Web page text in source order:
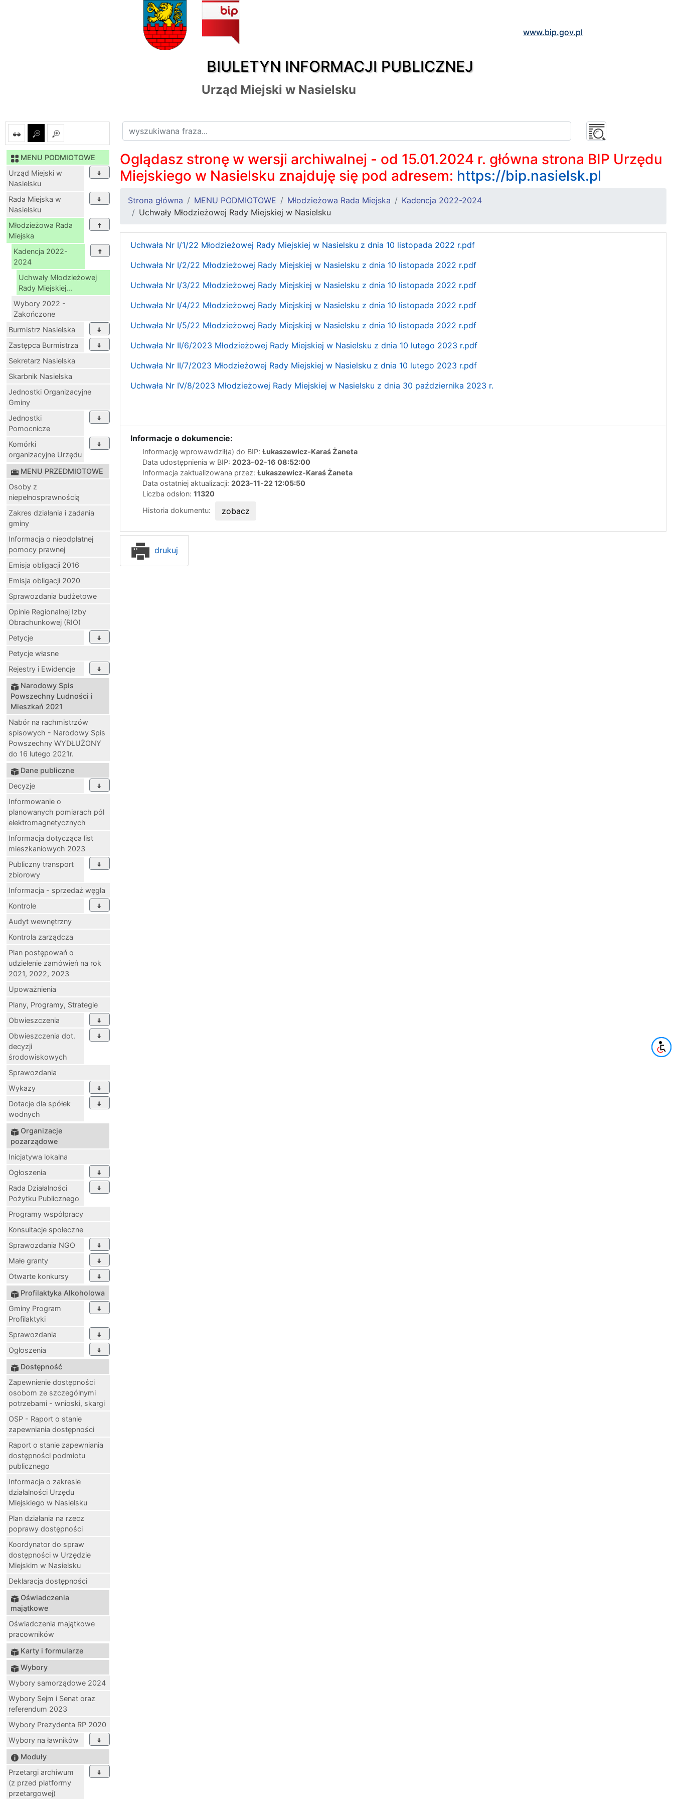
BIULETYN INFORMACJI PUBLICZNEJ
www.bip.gov.pl
Urząd Miejski w Nasielsku
MENU PODMIOTOWE
Urząd Miejski w
Nasielsku
Rada Miejska w
Nasielsku
Młodzieżowa Rada
Miejska
Kadencja 2022-
2024
Uchwały Młodzieżowej
Rady Miejskiej...
Wybory 2022 -
Zakończone
Burmistrz Nasielska
Zastępca Burmistrza
Sekretarz Nasielska
Skarbnik Nasielska
Jednostki Organizacyjne
Gminy
Jednostki
Pomocnicze
Komórki
organizacyjne Urzędu
MENU PRZEDMIOTOWE
Osoby z
niepełnosprawnością
Zakres działania i zadania
gminy
Informacja o nieodpłatnej
pomocy prawnej
Emisja obligacji 2016
Emisja obligacji 2020
Sprawozdania budżetowe
Opinie Regionalnej Izby
Obrachunkowej (RIO)
Petycje
Petycje własne
Rejestry i Ewidencje
Narodowy Spis
Powszechny Ludności i
Mieszkań 2021
Nabór na rachmistrzów
spisowych - Narodowy Spis
Powszechny WYDŁUŻONY
do 16 lutego 2021r.
Dane publiczne
Decyzje
Informowanie o
planowanych pomiarach pól
elektromagnetycznych
Informacja dotycząca list
mieszkaniowych 2023
Publiczny transport
zbiorowy
Informacja - sprzedaż węgla
Kontrole
Audyt wewnętrzny
Kontrola zarządcza
Plan postępowań o
udzielenie zamówień na rok
2021, 2022, 2023
Upoważnienia
Plany, Programy, Strategie
Obwieszczenia
Obwieszczenia dot.
decyzji
środowiskowych
Sprawozdania
Wykazy
Dotacje dla spółek
wodnych
Organizacje
pozarządowe
Inicjatywa lokalna
Ogłoszenia
Rada Działalności
Pożytku Publicznego
Programy współpracy
Konsultacje społeczne
Sprawozdania NGO
Małe granty
Otwarte konkursy
Profilaktyka Alkoholowa
Gminy Program
Profilaktyki
Sprawozdania
Ogłoszenia
Dostępność
Zapewnienie dostępności
osobom ze szczególnymi
potrzebami - wnioski, skargi
OSP - Raport o stanie
zapewniania dostępności
Raport o stanie zapewniania
dostępności podmiotu
publicznego
Informacja o zakresie
działalności Urzędu
Miejskiego w Nasielsku
Plan działania na rzecz
poprawy dostępności
Koordynator do spraw
dostępności w Urzędzie
Miejskim w Nasielsku
Deklaracja dostępności
Oświadczenia
majątkowe
Oświadczenia majątkowe
pracowników
Karty i formularze
Wybory
Wybory samorządowe 2024
Wybory Sejm i Senat oraz
referendum 2023
Wybory Prezydenta RP 2020
Wybory na ławników
Moduły
Przetargi archiwum
(z przed platformy
przetargowej)
Oglądasz stronę w wersji archiwalnej - od 15.01.2024 r. główna strona BIP Urzędu
Miejskiego w Nasielsku znajduję się pod adresem: https://bip.nasielsk.pl
Strona główna MENU PODMIOTOWE Młodzieżowa Rada Miejska
Kadencja 2022-2024
Uchwały Młodzieżowej Rady Miejskiej w Nasielsku
Uchwała Nr I/1/22 Młodzieżowej Rady Miejskiej w Nasielsku z dnia 10 listopada 2022 r.pdf
Uchwała Nr I/2/22 Młodzieżowej Rady Miejskiej w Nasielsku z dnia 10 listopada 2022 r.pdf
Uchwała Nr I/3/22 Młodzieżowej Rady Miejskiej w Nasielsku z dnia 10 listopada 2022 r.pdf
Uchwała Nr I/4/22 Młodzieżowej Rady Miejskiej w Nasielsku z dnia 10 listopada 2022 r.pdf
Uchwała Nr I/5/22 Młodzieżowej Rady Miejskiej w Nasielsku z dnia 10 listopada 2022 r.pdf
Uchwała Nr II/6/2023 Młodzieżowej Rady Miejskiej w Nasielsku z dnia 10 lutego 2023 r.pdf
Uchwała Nr II/7/2023 Młodzieżowej Rady Miejskiej w Nasielsku z dnia 10 lutego 2023 r.pdf
Uchwała Nr IV/8/2023 Młodzieżowej Rady Miejskiej w Nasielsku z dnia 30 października 2023 r.
Informacje o dokumencie:
Informację wprowawdził(a) do BIP: Łukaszewicz-Karaś Żaneta
Data udostępnienia w BIP: 2023-02-16 08:52:00
Informacja zaktualizowana przez: Łukaszewicz-Karaś Żaneta
Data ostatniej aktualizacji: 2023-11-22 12:05:50
Liczba odsłon: 11320
Historia dokumentu:
zobacz
drukuj